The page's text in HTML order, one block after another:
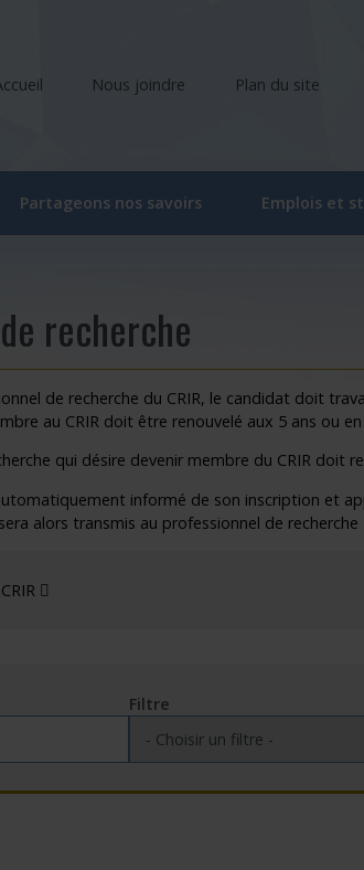
Nous joindre Plan du site
| Étudiant
d’études supérieures du CRIR »
recherche
Partageons nos savoirs
Événements
CRIR Branché
Publications en libre accès
Outils
Archives
Emplois et
recherche
de recherche du CRIR, le candidat doit
au CRIR doit être renouvelé aux 5 ans ou
qui désire devenir membre du CRIR doit
informé de son inscription et
alors transmis au professionnel de recherche
Filtre